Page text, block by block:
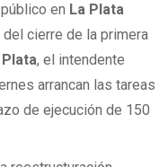
en La Plata
del cierre de la primera
, el intendente
arrancan las tareas
de ejecución de 150